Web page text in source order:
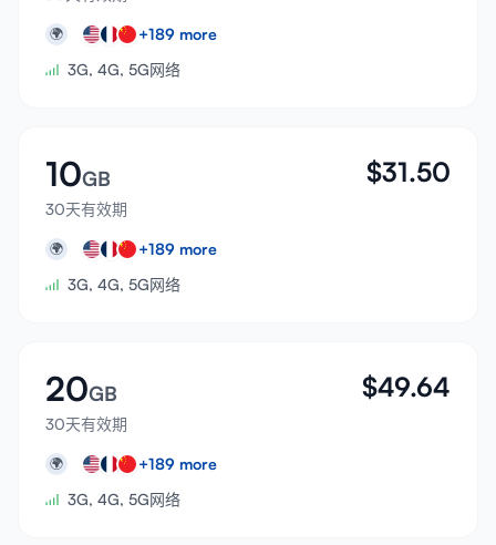
🌍 +189 more
3G, 4G, 5G网络
10GB
30天有效期
$31.50
🌍 +189 more
3G, 4G, 5G网络
20GB
30天有效期
$49.64
🌍 +189 more
3G, 4G, 5G网络